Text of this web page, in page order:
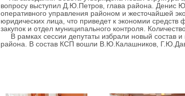
вопросу выступил Д.Ю.Петров, глава района. Денис
оперативного управления районом и жесточайшей
юридических лица, что приведет к экономии
закупок и отдел муниципального контроля.
В рамках сессии депутаты избрали новый состав и
района. В состав КСП вошли В.Ю.Калашников,